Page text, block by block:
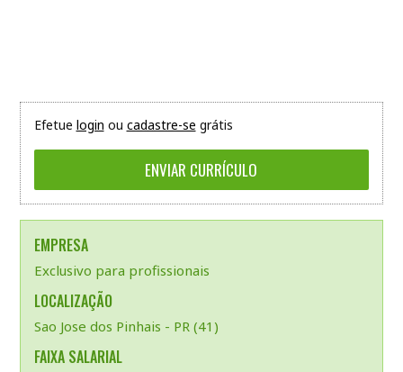
Efetue login ou cadastre-se grátis
EMPRESA
Exclusivo para profissionais
LOCALIZAÇÃO
Sao Jose dos Pinhais - PR (41)
FAIXA SALARIAL